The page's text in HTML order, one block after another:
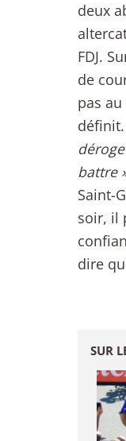
deux
FDJ.
de
pas
définit.
battre
Saint-
soir, il
dire
SUR